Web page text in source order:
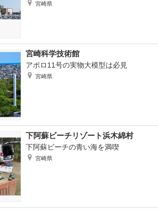
宮崎県
宮崎科学技術館
アポロ11号の実物大模型は必見
宮崎県
下阿蘇ビーチリゾート浜木綿村
下阿蘇ビーチの青い海を満喫
宮崎県